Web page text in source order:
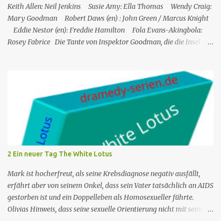
Keith Allen: Neil Jenkins Susie Amy: Ella Thomas Wendy Craig:
Mary Goodman Robert Daws (en) : John Green / Marcus Knight
Eddie Nestor (en): Freddie Hamilton Fola Evans-Akingbola:
Rosey Fabrice Die Tante von Inspektor Goodman, die die Insel
er tat, als er auf die Insel kam, war, Neil Jenkins zu treffen, einen
ehemaligen Gangster, der gekommen war, um einen ruhigen
Ruhestand in der Sonne zu verbringen. Humphrey nimmt seine
Tante Mary, die er sehr mag, in Saint Marie auf und bringt sie in
einem Hotel unter. Mitten in der Nacht hört Mary etwas von einer
der Hotelterrassen fallen. Sie ruft Freddie, den Concierge, an, und
die beiden verlassen das Hotel und finden eine Leiche: es ist John
Green, einer der Gäste des Hotels. Humprey ist daher gezwungen,
de...
2 Ein neuer Tag The White Lotus
Mark ist hocherfreut, als seine Krebsdiagnose negativ ausfällt,
erfährt aber von seinem Onkel, dass sein Vater tatsächlich an AIDS
gestorben ist und ein Doppelleben als Homosexueller führte.
Olivias Hinweis, dass seine sexuelle Orientierung nicht mit seiner